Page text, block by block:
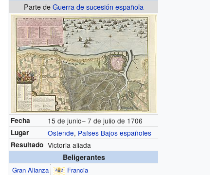
Parte deGuerra de sucesión española
Fecha 15 de junio– 7 de julio de 1706
Lugar Ostende, Países Bajos españoles
Resultado Victoria aliada
Beligerantes
Gran Alianza Francia